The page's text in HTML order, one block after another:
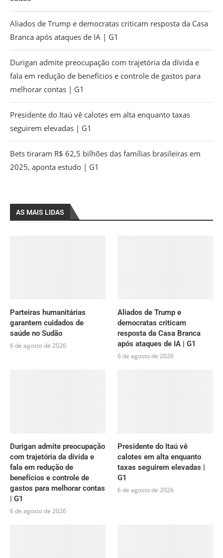
Aliados de Trump e democratas criticam resposta da Casa
Branca após ataques de IA | G1
Durigan admite preocupação com trajetória da dívida e
fala em redução de benefícios e controle de gastos para
melhorar contas | G1
Presidente do Itaú vê calotes em alta enquanto taxas
seguirem elevadas | G1
Bets tiraram R$ 62,5 bilhões das famílias brasileiras em
2025, aponta estudo | G1
AS MAIS LIDAS
Parteiras humanitárias
garantem cuidados de
saúde no Sudão
6 de agosto de 2026
Aliados de Trump e
democratas criticam
resposta da Casa Branca
após ataques de IA | G1
6 de agosto de 2026
Durigan admite preocupação
com trajetória da dívida e
fala em redução de
benefícios e controle de
gastos para melhorar contas
| G1
6 de agosto de 2026
Presidente do Itaú vê
calotes em alta enquanto
taxas seguirem elevadas |
G1
6 de agosto de 2026